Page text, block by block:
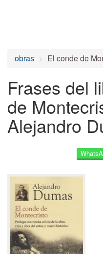
obras El conde de
Frases del
de
Alejandro